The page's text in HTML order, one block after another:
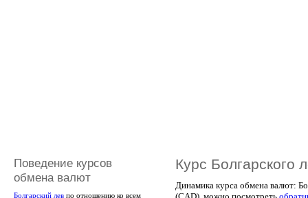
Поведение курсов
обмена валют
Болгарский лев по отношению ко всем
Курс Болгарского
Динамика курса обмена валют: